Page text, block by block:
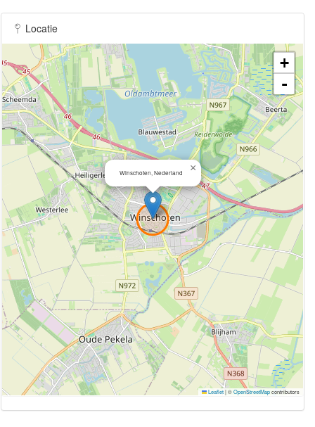
Locatie
Winschoten, Nederland ×
+
-
Leaflet|©OpenStreetMapcontributors